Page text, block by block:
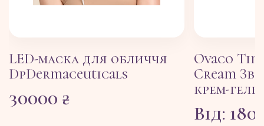
LED-маска для обличчя
DpDermaceuticals
30000 ₴
Ovaco
Cream
крем-гель
Від: